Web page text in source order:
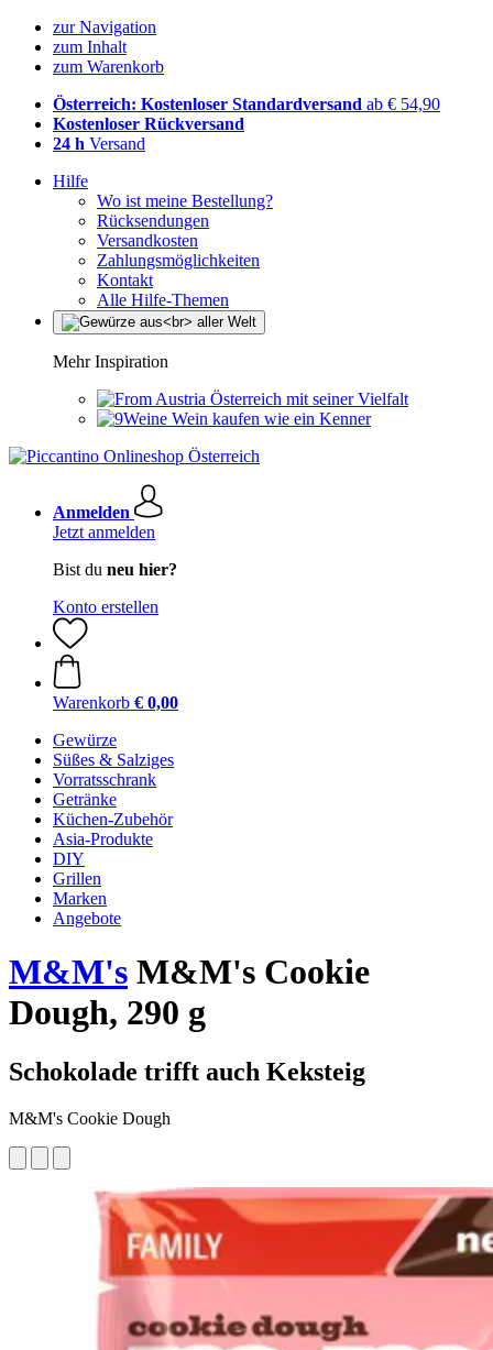
zur Navigation
zum Inhalt
zum Warenkorb
Österreich: Kostenloser Standardversand ab € 54,90
Kostenloser Rückversand
24 h Versand
Hilfe
Wo ist meine Bestellung?
Rücksendungen
Versandkosten
Zahlungsmöglichkeiten
Kontakt
Alle Hilfe-Themen
Mehr Inspiration
Österreich mit seiner Vielfalt
Wein kaufen wie ein Kenner
Anmelden
Jetzt anmelden
Bist du neu hier?
Konto erstellen
Warenkorb € 0,00
Gewürze
Süßes & Salziges
Vorratsschrank
Getränke
Küchen-Zubehör
Asia-Produkte
DIY
Grillen
Marken
Angebote
M&M's M&M's Cookie
Dough, 290 g
Schokolade trifft auch Keksteig
M&M's Cookie Dough